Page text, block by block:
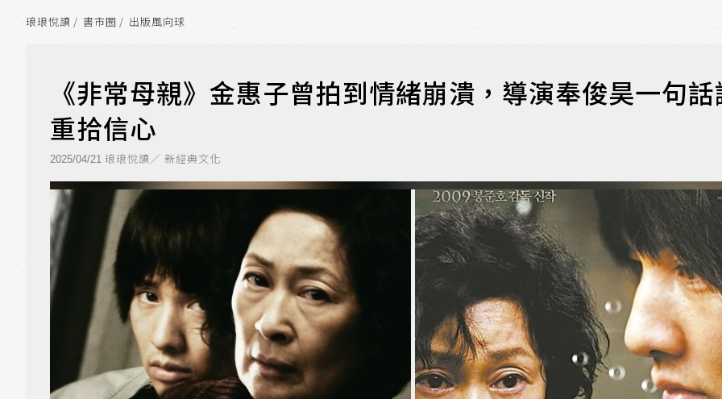
琅琅悅讀 書市圈 出版風向球
《非常母親》金惠子曾拍到情緒崩潰，導演奉俊昊一句
重拾信心
2025/04/21 琅琅悅讀／ 新經典文化